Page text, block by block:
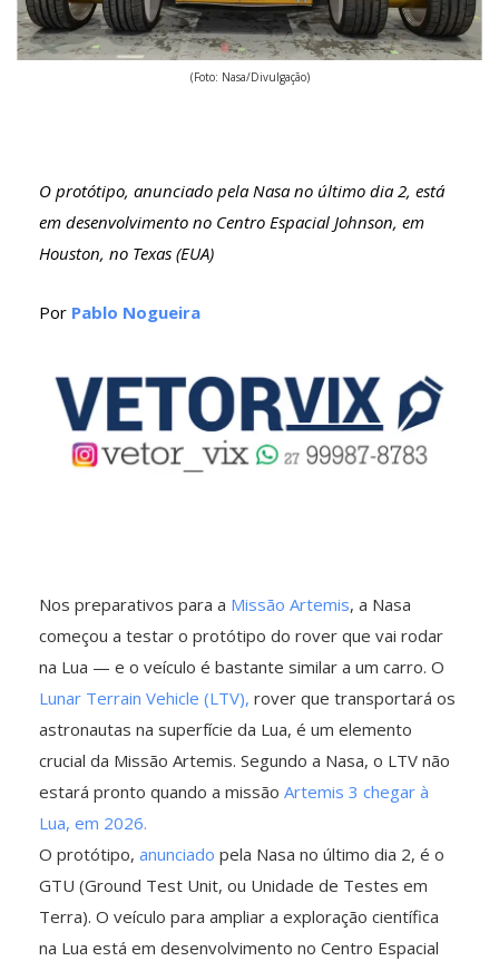
(Foto: Nasa/Divulgação)
O protótipo, anunciado pela Nasa no último dia 2, está
em desenvolvimento no Centro Espacial Johnson, em
Houston, no Texas (EUA)
Por Pablo Nogueira
Nos preparativos para a Missão Artemis, a Nasa
começou a testar o protótipo do rover que vai rodar
na Lua — e o veículo é bastante similar a um carro. O
Lunar Terrain Vehicle (LTV), rover que transportará os
astronautas na superfície da Lua, é um elemento
crucial da Missão Artemis. Segundo a Nasa, o LTV não
estará pronto quando a missão Artemis 3 chegar à
Lua, em 2026.
O protótipo, anunciado pela Nasa no último dia 2, é o
GTU (Ground Test Unit, ou Unidade de Testes em
Terra). O veículo para ampliar a exploração científica
na Lua está em desenvolvimento no Centro Espacial